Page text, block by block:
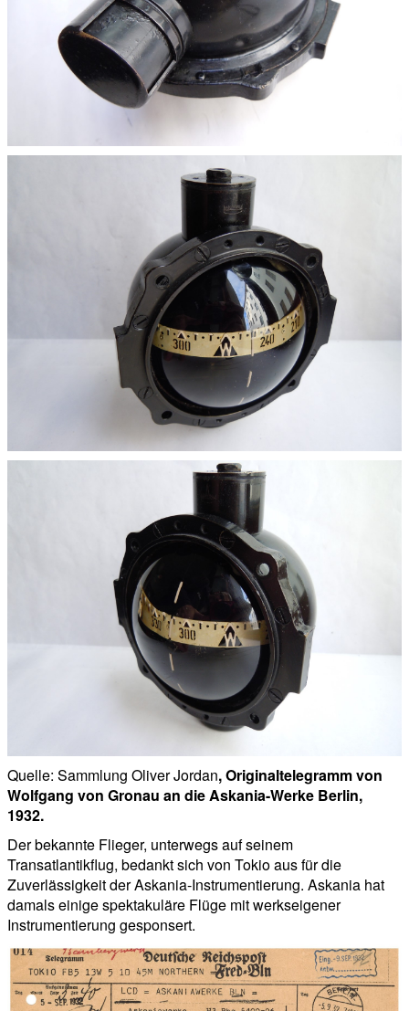
Quelle: Sammlung Oliver Jordan, Originaltelegramm von
Wolfgang von Gronau an die Askania-Werke Berlin,
1932.
Der bekannte Flieger, unterwegs auf seinem
Transatlantikflug, bedankt sich von Tokio aus für die
Zuverlässigkeit der Askania-Instrumentierung. Askania hat
damals einige spektakuläre Flüge mit werkseigener
Instrumentierung gesponsert.